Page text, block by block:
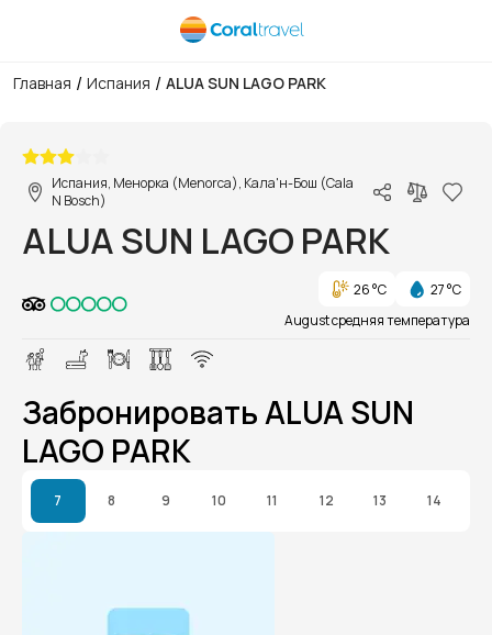
Главная / Испания / ALUA SUN LAGO PARK
Испания, Менорка (Menorca), Кала'н-Бош (Cala
N Bosch)
ALUA SUN LAGO PARK
26 °C
27 °C
August средняя температура
Забронировать ALUA SUN
LAGO PARK
7 8 9 10 11 12 13 14